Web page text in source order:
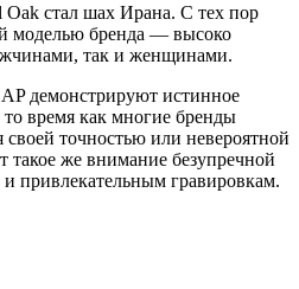
стал шах Ирана. С тех пор
моделью бренда — высоко
так и женщинами.
демонстрируют истинное
то время как многие бренды
своей точностью или невероятной
такое же внимание безупречной
привлекательным гравировкам.